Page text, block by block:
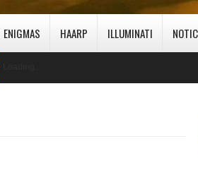
ENIGMAS HAARP ILLUMINATI